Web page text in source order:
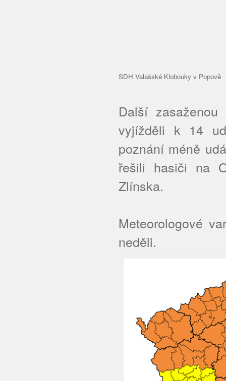
SDH Valašské Klobouky v Popově
Další
vyjížděli k 14
poznání méně
řešili hasiči na
Zlínska.
Meteorologové
neděli.